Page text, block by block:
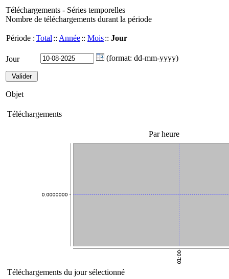
Téléchargements - Séries temporelles
Nombre de téléchargements durant la période
Période :Total :: Année:: Mois:: Jour
Jour (format: dd-mm-yyyy)
Objet
Téléchargements
Par heure
Téléchargements du jour sélectionné